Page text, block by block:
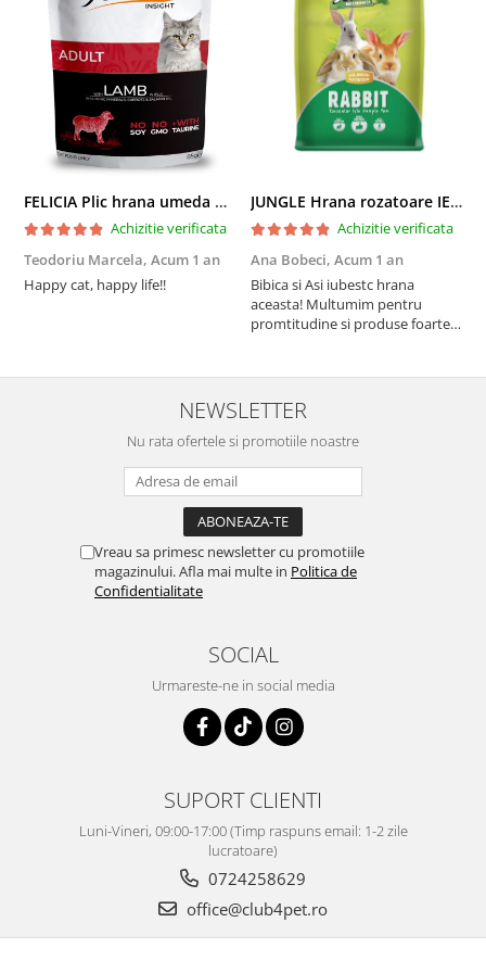
FELICIA Plic hrana umeda pentru pisici adulte, cu Miel, Set 12x85g
Achizitie verificata
Teodoriu Marcela, Acum 1 an
Happy cat, happy life!!
JUNGLE Hrana rozatoare IEPURI 500g
Achizitie verificata
Ana Bobeci, Acum 1 an
Bibica si Asi iubestc hrana
aceasta! Multumim pentru
promtitudine si produse foarte
NEWSLETTER
Nu rata ofertele si promotiile noastre
Vreau sa primesc newsletter cu promotiile
magazinului. Afla mai multe in Politica de
Confidentialitate
SOCIAL
Urmareste-ne in social media
SUPORT CLIENTI
Luni-Vineri, 09:00-17:00 (Timp raspuns email: 1-2 zile
lucratoare)
0724258629
office@club4pet.ro